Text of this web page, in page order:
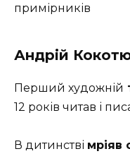
примірників
Андрій
Перший художній
12 років читав і
В дитинстві мріяв